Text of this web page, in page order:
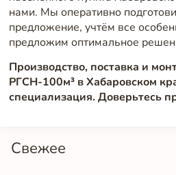
Свежее
нами. Мы оперативно
предложение, учтём все
предложим оптимальное
Производство, поставка и
РГСН-100м³ в Хабаровском
специализация. Доверьтесь